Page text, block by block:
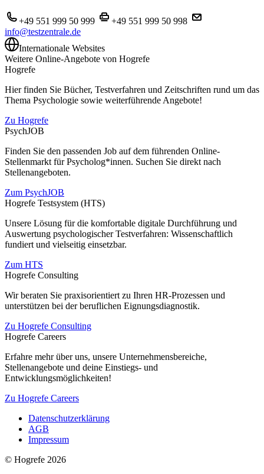
+49 551 999 50 999
+49 551 999 50 998
info@testzentrale.de
Internationale Websites
Weitere Online-Angebote von Hogrefe
Hogrefe
Hier finden Sie Bücher, Testverfahren und Zeitschriften rund um das
Thema Psychologie sowie weiterführende Angebote!
Zu Hogrefe
PsychJOB
Finden Sie den passenden Job auf dem führenden Online-
Stellenmarkt für Psycholog*innen. Suchen Sie direkt nach
Stellenangeboten.
Zum PsychJOB
Hogrefe Testsystem (HTS)
Unsere Lösung für die komfortable digitale Durchführung und
Auswertung psychologischer Testverfahren: Wissenschaftlich
fundiert und vielseitig einsetzbar.
Zum HTS
Hogrefe Consulting
Wir beraten Sie praxisorientiert zu Ihren HR-Prozessen und
unterstützen bei der beruflichen Eignungsdiagnostik.
Zu Hogrefe Consulting
Hogrefe Careers
Erfahre mehr über uns, unsere Unternehmensbereiche,
Stellenangebote und deine Einstiegs- und
Entwicklungsmöglichkeiten!
Zu Hogrefe Careers
Datenschutzerklärung
AGB
Impressum
© Hogrefe 2026